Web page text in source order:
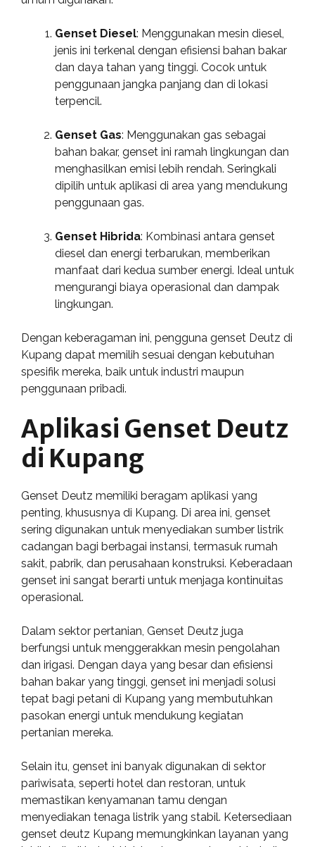
Genset Diesel: Menggunakan mesin diesel,
jenis ini terkenal dengan efisiensi bahan bakar
dan daya tahan yang tinggi. Cocok untuk
penggunaan jangka panjang dan di lokasi
terpencil.
Genset Gas: Menggunakan gas sebagai
bahan bakar, genset ini ramah lingkungan dan
menghasilkan emisi lebih rendah. Seringkali
dipilih untuk aplikasi di area yang mendukung
penggunaan gas.
Genset Hibrida: Kombinasi antara genset
diesel dan energi terbarukan, memberikan
manfaat dari kedua sumber energi. Ideal untuk
mengurangi biaya operasional dan dampak
lingkungan.
Dengan keberagaman ini, pengguna genset Deutz di
Kupang dapat memilih sesuai dengan kebutuhan
spesifik mereka, baik untuk industri maupun
penggunaan pribadi.
Aplikasi Genset Deutz
di Kupang
Genset Deutz memiliki beragam aplikasi yang
penting, khususnya di Kupang. Di area ini, genset
sering digunakan untuk menyediakan sumber listrik
cadangan bagi berbagai instansi, termasuk rumah
sakit, pabrik, dan perusahaan konstruksi. Keberadaan
genset ini sangat berarti untuk menjaga kontinuitas
operasional.
Dalam sektor pertanian, Genset Deutz juga
berfungsi untuk menggerakkan mesin pengolahan
dan irigasi. Dengan daya yang besar dan efisiensi
bahan bakar yang tinggi, genset ini menjadi solusi
tepat bagi petani di Kupang yang membutuhkan
pasokan energi untuk mendukung kegiatan
pertanian mereka.
Selain itu, genset ini banyak digunakan di sektor
pariwisata, seperti hotel dan restoran, untuk
memastikan kenyamanan tamu dengan
menyediakan tenaga listrik yang stabil. Ketersediaan
genset deutz Kupang memungkinkan layanan yang